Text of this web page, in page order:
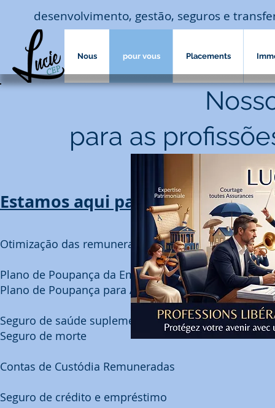
desenvolvimento, gestão, seguros e
Nous pour vous Placements
para as
Estamos aqui para garantir que
Otimização das remunerações liberais e salariais
Plano de Poupança da Empresa PEE
Plano de Poupança para Aposentadoria PER, Lei
Seguro de saúde suplementar TNS
Seguro de morte
Contas de Custódia Remuneradas
Seguro de crédito e empréstimo